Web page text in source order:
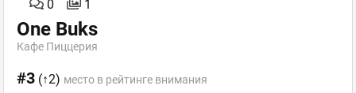
0 1
One Buks
Кафе Пиццерия
#3 (↑2) место в рейтинге внимания